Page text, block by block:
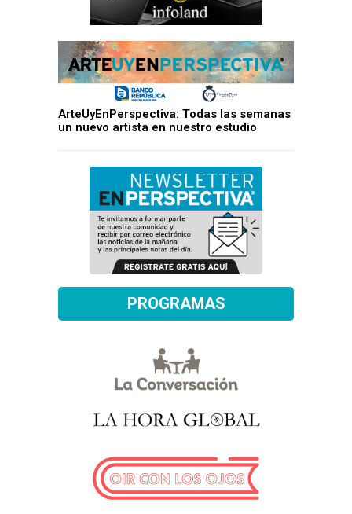
ArteUyEnPerspectiva: Todas las semanas
un nuevo artista en nuestro estudio
PROGRAMAS